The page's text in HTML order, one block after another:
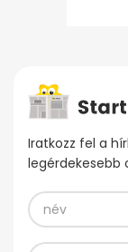
Iratkozz fel a
legérdekesebb